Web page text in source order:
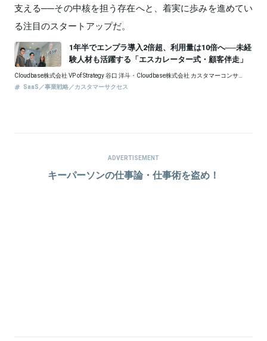
支える──その中核を担う存在へと、着実に歩みを進めてい
る注目のスタートアップだ。
ADVERTISEMENT
キーパーソンの仕事論・仕事術を盗め！